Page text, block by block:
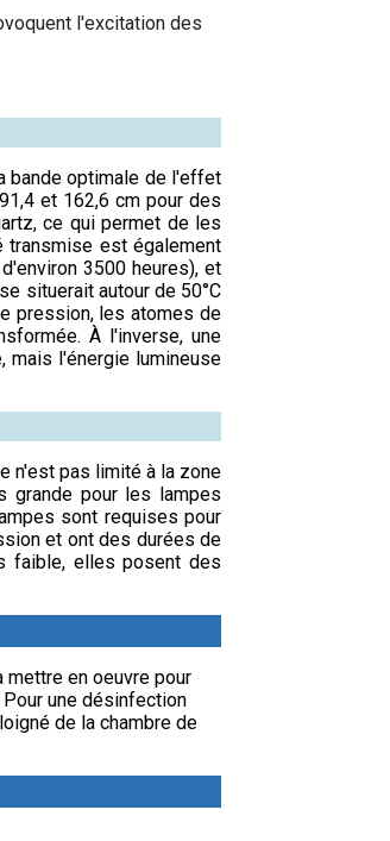
l'excitation des
bande optimale de l'effet
et 162,6 cm pour des
ce qui permet de les
transmise est également
3500 heures), et
situerait autour de 50°C
pression, les atomes de
À l'inverse, une
mais l'énergie lumineuse
n'est pas limité à la zone
grande pour les lampes
sont requises pour
et ont des durées de
faible, elles posent des
en oeuvre pour
une désinfection
de la chambre de